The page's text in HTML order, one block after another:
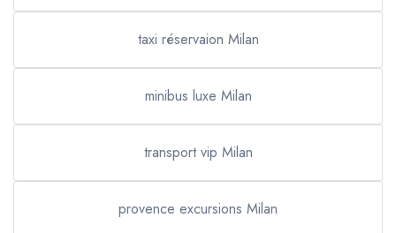
taxi réservaion Milan
minibus luxe Milan
transport vip Milan
provence excursions Milan